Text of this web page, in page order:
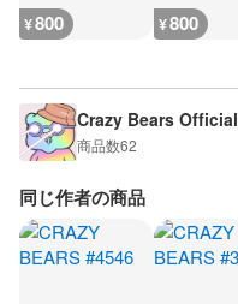
¥800 ¥800
Crazy Bears Official
商品数62
同じ作者の商品